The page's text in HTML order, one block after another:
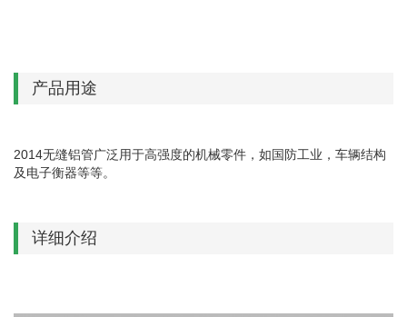
产品用途
2014无缝铝管广泛用于高强度的机械零件，如国防工业，车辆结构
及电子衡器等等。
详细介绍